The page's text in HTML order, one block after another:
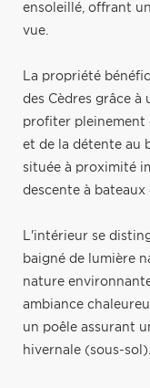
ensoleillé, offrant
vue.
La propriété
des Cèdres grâce
profiter pleinement
et de la détente au
située à proximité
descente à bateaux
L'intérieur se
baigné de lumière
nature
ambiance
un poêle assurant
hivernale (sous-sol).